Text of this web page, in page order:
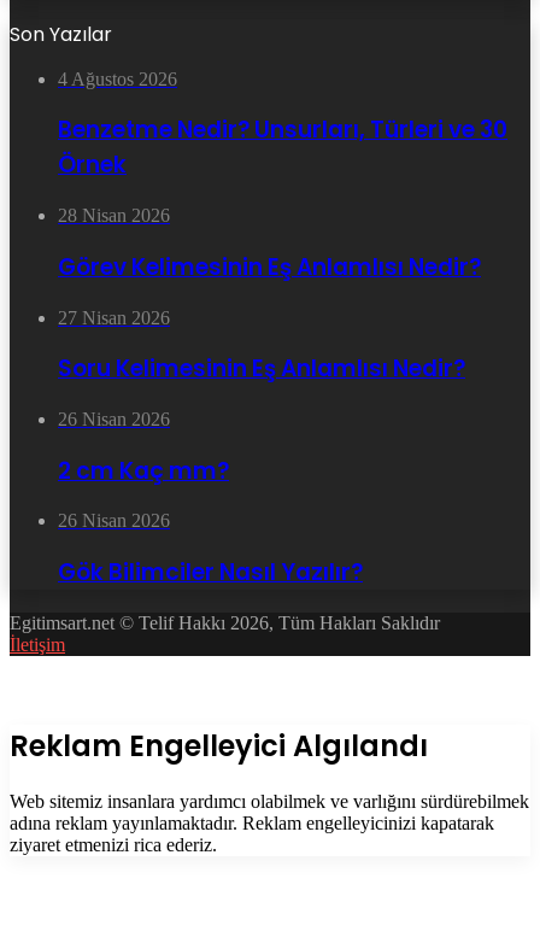
Son Yazılar
4 Ağustos 2026
Benzetme Nedir? Unsurları, Türleri ve 30
Örnek
28 Nisan 2026
Görev Kelimesinin Eş Anlamlısı Nedir?
27 Nisan 2026
Soru Kelimesinin Eş Anlamlısı Nedir?
26 Nisan 2026
2 cm Kaç mm?
26 Nisan 2026
Gök Bilimciler Nasıl Yazılır?
Egitimsart.net © Telif Hakkı 2026, Tüm Hakları Saklıdır
İletişim
Kapalı
Reklam Engelleyici Algılandı
Web sitemiz insanlara yardımcı olabilmek ve varlığını sürdürebilmek
adına reklam yayınlamaktadır. Reklam engelleyicinizi kapatarak
ziyaret etmenizi rica ederiz.